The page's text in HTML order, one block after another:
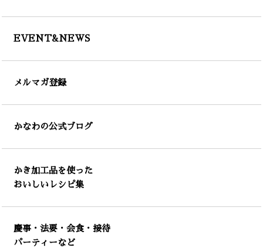
EVENT&NEWS
メルマガ登録
かなわの公式ブログ
かき加工品を使った
おいしいレシピ集
慶事・法要・会食・接待
パーティーなど